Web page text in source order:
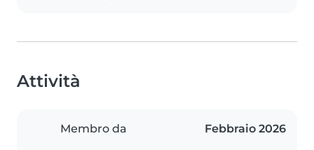
Attività
Membro da Febbraio 2026